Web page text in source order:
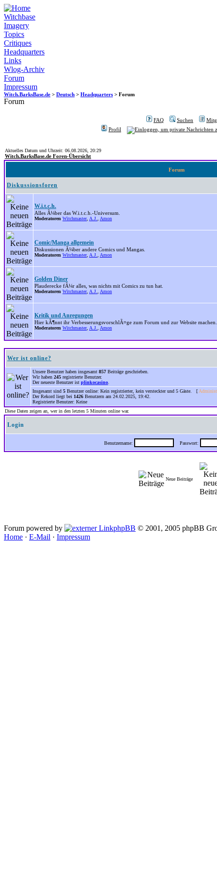
Witchbase
Imagery
Topics
Critiques
Headquarters
Links
Wlog-Archiv
Forum
Impressum
Witch.BarksBase.de > Deutsch > Headquarters > Forum
Forum
FAQ Suchen
Profil
Aktuelles Datum und Uhrzeit: 06.08.2026, 20:29
Witch.BarksBase.de Foren-Übersicht
Forum
Diskussionsforen
W.i.t.c.h.
Alles Ã¼ber das W.i.t.c.h.-Universum.
Moderatoren Witchmaster, A.J. Amon
Comic/Manga allgemein
Diskussionen Ã¼ber andere Comics und Mangas.
Moderatoren Witchmaster, A.J. Amon
Golden Diner
Plauderecke fÃ¼r alles, was nichts mit Comics zu tun hat.
Moderatoren Witchmaster, A.J. Amon
Kritik und Anregungen
Hier kÃ¶nnt ihr VerbesserungsvorschlÃ¤ge zum Forum und zur Website machen.
Moderatoren Witchmaster, A.J. Amon
Wer ist online?
Unsere Benutzer haben insgesamt 857 Beiträge geschrieben.
Wir haben 245 registrierte Benutzer.
Der neueste Benutzer ist plinkocasino
Insgesamt sind 5 Benutzer online: Kein registrierter, kein versteckter und 5 Gäste. [
Der Rekord liegt bei 1426 Benutzern am 24.02.2025, 19:42.
Registrierte Benutzer: Keine
Diese Daten zeigen an, wer in den letzten 5 Minuten online war.
Login
Benutzername: Passwort:
Neue Beiträge
Forum powered by phpBB © 2001, 2005 phpBB
Home · E-Mail · Impressum